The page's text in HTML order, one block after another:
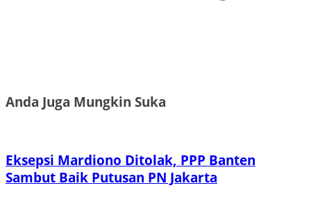
Anda Juga Mungkin Suka
Eksepsi Mardiono Ditolak, PPP Banten
Sambut Baik Putusan PN Jakarta